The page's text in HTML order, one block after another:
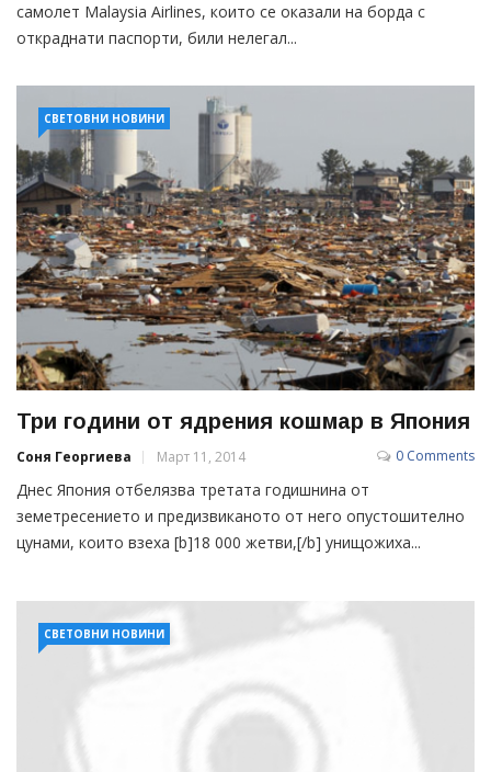
самолет Malaysia Airlines, които се оказали на борда с
откраднати паспорти, били нелегал...
СВЕТОВНИ НОВИНИ
Три години от ядрения кошмар в Япония
Соня Георгиева Март 11, 2014 0 Comments
Днес Япония отбелязва третата годишнина от
земетресението и предизвиканото от него опустошително
цунами, които взеха [b]18 000 жетви,[/b] унищожиха...
СВЕТОВНИ НОВИНИ